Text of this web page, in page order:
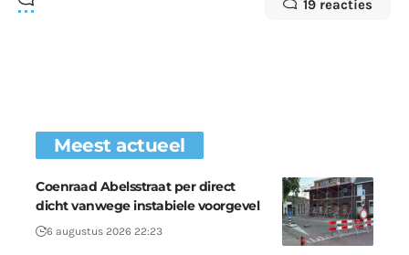
19 reacties
Meest actueel
Coenraad Abelsstraat per direct
dicht vanwege instabiele voorgevel
6 augustus 2026 22:23